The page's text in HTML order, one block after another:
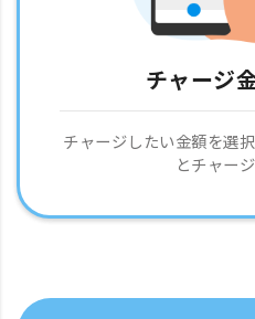
チャージ
チャージしたい金額を選
とチャー